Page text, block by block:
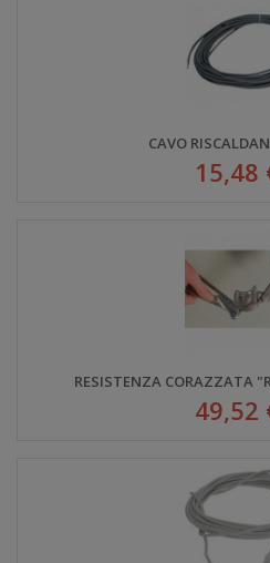
CAVO
15,48
RESISTENZA CORAZZATA
49,52